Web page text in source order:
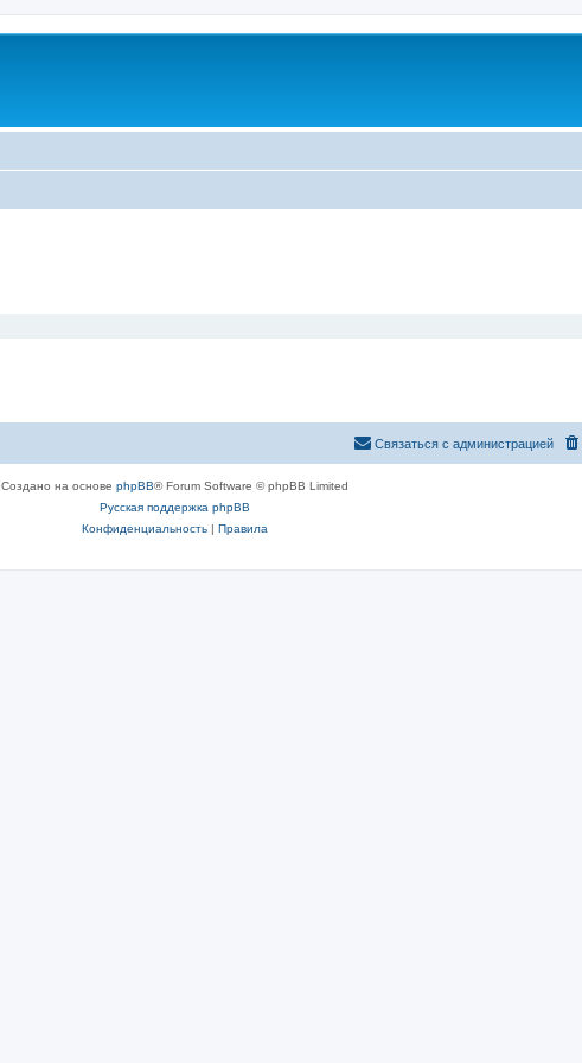
Связаться с администрацией
Создано на основе phpBB® Forum Software © phpBB Limited
Русская поддержка phpBB
Конфиденциальность| Правила